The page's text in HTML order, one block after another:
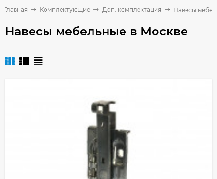
Главная Комплектующие Доп. комплектация Навесы
Навесы мебельные в Москве